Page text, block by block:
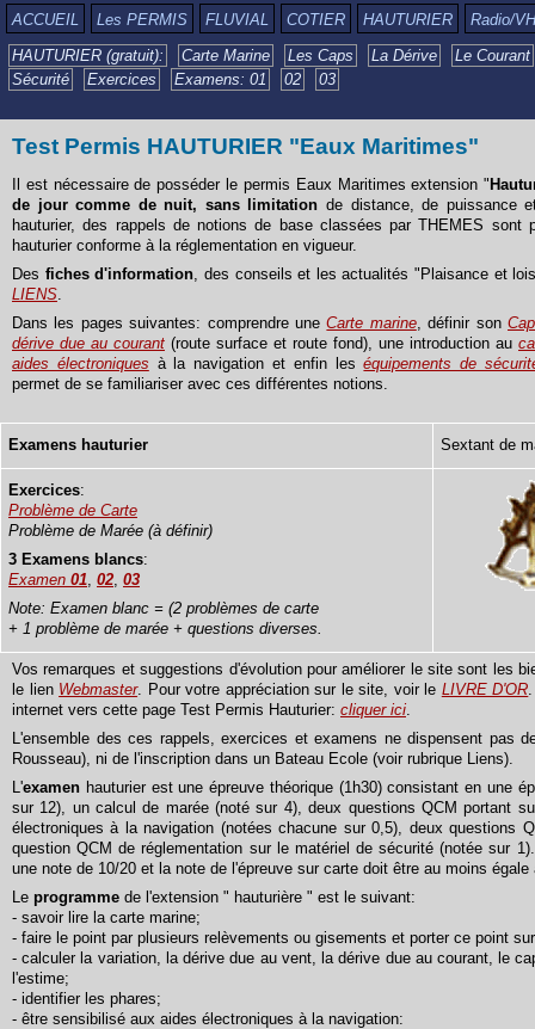
ACCUEIL Les PERMIS FLUVIAL COTIER HAUTURIER
Radio/
HAUTURIER (gratuit):
Carte Marine Les Caps La Dérive
Le Courant
Sécurité
Exercices Examens: 01 02 03
Test Permis HAUTURIER "Eaux Maritimes"
Il est nécessaire de posséder le permis Eaux Maritimes extension "
de jour comme de nuit, sans limitationde distance, de puissance
hauturier, des rappels de notions de base classées par THEMES
hauturier conforme à la réglementation en vigueur.
Des fiches d'information, des conseils et les actualités "Plaisance et
LIENS.
Dans les pages suivantes: comprendre uneCarte marine, définir son
dérive due au courant (route surface et route fond), une introduction au
aides électroniques à la navigation et enfin leséquipements de
permet de se familiariser avec ces différentes notions.
Examens hauturier Sextant de
Exercices:
Problème de Carte
Problème de Marée (à définir)
3 Examens blancs:
Examen 01, 02, 03
Note: Examen blanc = (2 problèmes de carte
+ 1 problème de marée + questions diverses.
Vos remarques et suggestions d'évolution pour améliorer le site sont les
le lien Webmaster. Pour votre appréciation sur le site, voir le LIVRE D'OR
internet vers cette page Test Permis Hauturier: cliquer ici.
L'ensemble des ces rappels, exercices et examens ne dispensent pas
Rousseau), ni de l'inscription dans un Bateau Ecole (voir rubrique Liens).
L'examen hauturier est une épreuve théorique (1h30) consistant en une
sur 12), un calcul de marée (noté sur 4), deux questions QCM portant
électroniques à la navigation (notées chacune sur 0,5), deux questions
question QCM de réglementation sur le matériel de sécurité (notée sur
une note de 10/20 et la note de l'épreuve sur carte doit être au moins égale
Le programme de l'extension " hauturière " est le suivant:
- savoir lire la carte marine;
- faire le point par plusieurs relèvements ou gisements et porter ce point
- calculer la variation, la dérive due au vent, la dérive due au courant, le
l'estime;
- identifier les phares;
- être sensibilisé aux aides électroniques à la navigation: